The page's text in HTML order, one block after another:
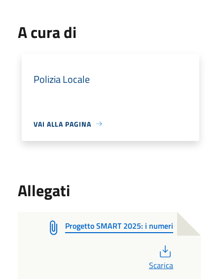
A cura di
Polizia Locale
VAI ALLA PAGINA
Allegati
Progetto SMART 2025: i numeri
Scarica